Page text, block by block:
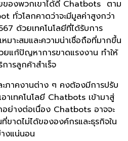
ของพวกเขาได้ดี Chatbots ตาม
ทั่วโลกคาดว่าจะมีมูลค่าสูงกว่า
ด้วยเทคโนโลยีที่ได้รับการ
มาะสมและความน่าเชื่อถือที่มากขึ้น
แก้ปัญหาการขาดแรงงาน ทำให้
ารลูกค้าสำเร็จ
ภาคงานต่าง ๆ คงต้องมีการปรับ
าเทคโนโลยี Chatbots เข้ามาสู่
ย่างต่อเนื่อง Chatbots อาจจะ
ขาดไม่ได้ขององค์กรและธุรกิจใน
งแน่นอน